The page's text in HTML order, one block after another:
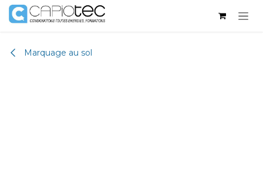
Se rendre au contenu
Marquage au sol